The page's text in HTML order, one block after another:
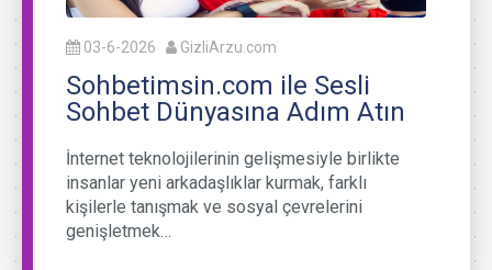
03-6-2026 GizliArzu.com
Sohbetimsin.com ile Sesli
Sohbet Dünyasına Adım Atın
İnternet teknolojilerinin gelişmesiyle birlikte
insanlar yeni arkadaşlıklar kurmak, farklı
kişilerle tanışmak ve sosyal çevrelerini
genişletmek…